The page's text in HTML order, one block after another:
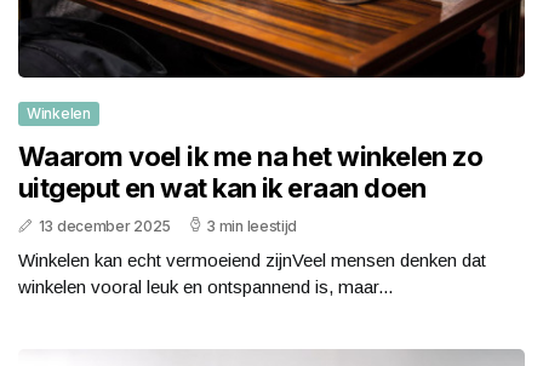
Winkelen
Waarom voel ik me na het winkelen zo
uitgeput en wat kan ik eraan doen
13 december 2025 3 min leestijd
Winkelen kan echt vermoeiend zijnVeel mensen denken dat
winkelen vooral leuk en ontspannend is, maar...